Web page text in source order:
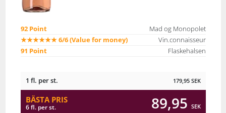
92 Point
Mad og Monopolet
★★★★★★ 6/6 (Value for money)
Vin.connaisseur
91 Point
Flaskehalsen
1 fl. per st. 179,95 SEK
BÄSTA PRIS
6 fl. per st. 89,95 SEK